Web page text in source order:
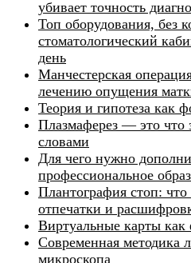
убивает точность
Топ оборудования, без
стоматологический
день
Манчестерская
лечению опущения
Теория и гипотеза как
Плазмаферез — это что
словами
Для чего нужно
профессиональное
Плантография стоп:
отпечатки и
Виртуальные карты как
Современная методика
микроскопа